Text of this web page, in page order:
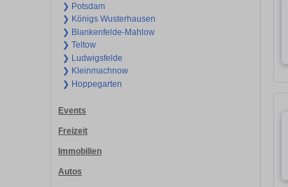
❯ Potsdam
❯ Königs Wusterhausen
❯ Blankenfelde-Mahlow
❯ Teltow
❯ Ludwigsfelde
❯ Kleinmachnow
❯ Hoppegarten
Events
Freizeit
Immobilien
Autos